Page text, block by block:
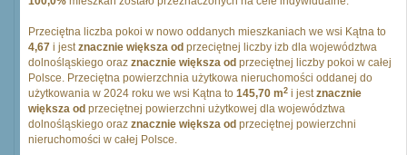
Przeciętna liczba pokoi w nowo oddanych mieszkaniach we wsi Kątna to
4,67 i jestznacznie większa od przeciętnej liczby izb dla województwa
dolnośląskiego oraz znacznie większa od przeciętnej liczby pokoi w całej
Polsce. Przeciętna powierzchnia użytkowa nieruchomości oddanej do
użytkowania w 2024 roku we wsi Kątna to 145,70 m2 i jestznacznie
większa od przeciętnej powierzchni użytkowej dla województwa
dolnośląskiego oraz znacznie większa od przeciętnej powierzchni
nieruchomości w całej Polsce.